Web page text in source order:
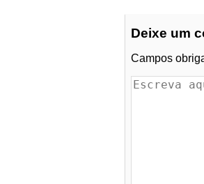
Deixe um
Campos